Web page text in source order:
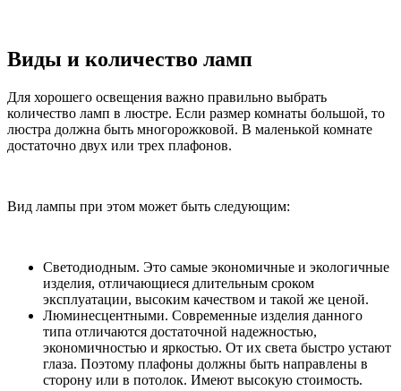
Виды и количество ламп
Для хорошего освещения важно правильно выбрать
количество ламп в люстре. Если размер комнаты большой, то
люстра должна быть многорожковой. В маленькой комнате
достаточно двух или трех плафонов.
Вид лампы при этом может быть следующим:
Светодиодным. Это самые экономичные и экологичные
изделия, отличающиеся длительным сроком
эксплуатации, высоким качеством и такой же ценой.
Люминесцентными. Современные изделия данного
типа отличаются достаточной надежностью,
экономичностью и яркостью. От их света быстро устают
глаза. Поэтому плафоны должны быть направлены в
сторону или в потолок. Имеют высокую стоимость.